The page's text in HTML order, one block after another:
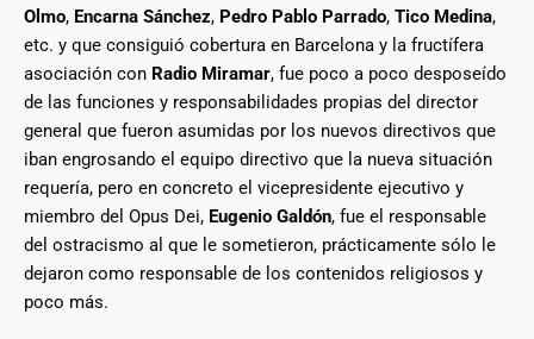
Olmo, Encarna Sánchez, Pedro Pablo Parrado, Tico Medina,
etc. y que consiguió cobertura en Barcelona y la fructífera
asociación con Radio Miramar, fue poco a poco desposeído
de las funciones y responsabilidades propias del director
general que fueron asumidas por los nuevos directivos que
iban engrosando el equipo directivo que la nueva situación
requería, pero en concreto el vicepresidente ejecutivo y
miembro del Opus Dei, Eugenio Galdón, fue el responsable
del ostracismo al que le sometieron, prácticamente sólo le
dejaron como responsable de los contenidos religiosos y
poco más.